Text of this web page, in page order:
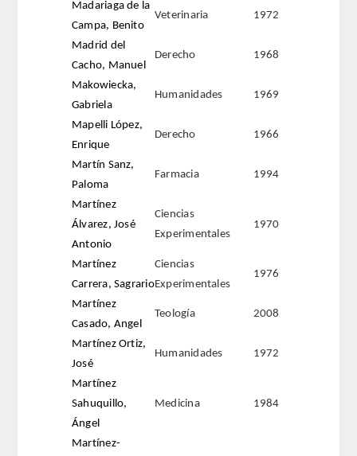
CIENCIAS EXPERIMENTALES
Madariaga de la
Campa, Benito
Veterinaria 1972
Madrid del
Cacho, Manuel
Derecho 1968
Makowiecka,
Gabriela
Humanidades 1969
Mapelli López,
Enrique
Derecho 1966
Martín Sanz,
Paloma
Farmacia 1994
Martínez
Álvarez, José
Antonio
Ciencias
Experimentales
1970
Martínez
Carrera, Sagrario
Ciencias
Experimentales
1976
Martínez
Casado, Angel
Teología 2008
Martínez Ortiz,
José
Humanidades 1972
Martínez
Sahuquillo,
Ángel
Medicina 1984
Martínez-